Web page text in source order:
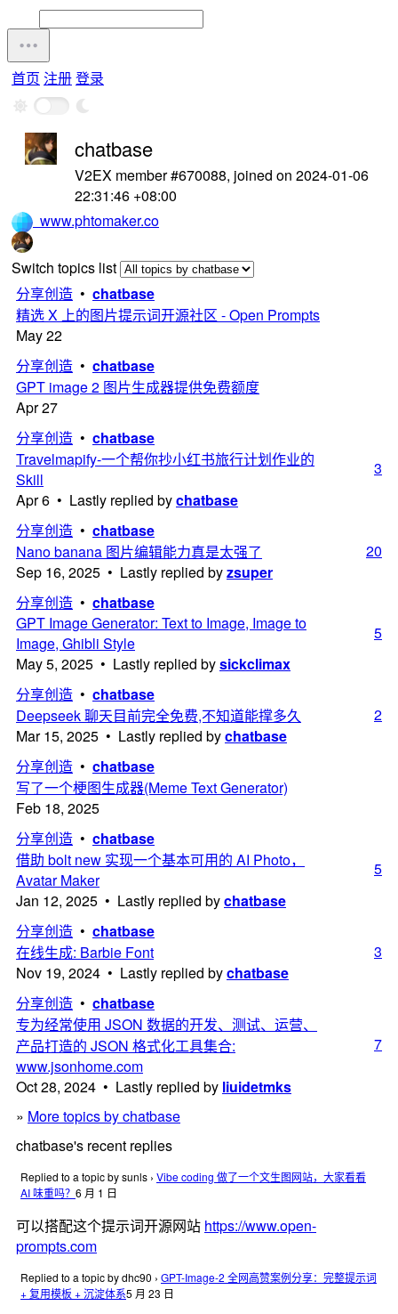
首页 注册登录
chatbase
V2EX member #670088, joined on 2024-01-06
22:31:46 +08:00
www.phtomaker.co
Switch topics list
分享创造 • chatbase
精选 X 上的图片提示词开源社区 - Open Prompts
May 22
分享创造 • chatbase
GPT image 2 图片生成器提供免费额度
Apr 27
分享创造 • chatbase
Travelmapify-一个帮你抄小红书旅行计划作业的
Skill
Apr 6 • Lastly replied bychatbase
3
分享创造 • chatbase
Nano banana 图片编辑能力真是太强了
Sep 16, 2025 • Lastly replied byzsuper
20
分享创造 • chatbase
GPT Image Generator: Text to Image, Image to
Image, Ghibli Style
May 5, 2025 • Lastly replied bysickclimax
5
分享创造 • chatbase
Deepseek 聊天目前完全免费,不知道能撑多久
Mar 15, 2025 • Lastly replied bychatbase
2
分享创造 • chatbase
写了一个梗图生成器(Meme Text Generator)
Feb 18, 2025
分享创造 • chatbase
借助 bolt new 实现一个基本可用的 AI Photo，
Avatar Maker
Jan 12, 2025 • Lastly replied bychatbase
5
分享创造 • chatbase
在线生成: Barbie Font
Nov 19, 2024 • Lastly replied bychatbase
3
分享创造 • chatbase
专为经常使用 JSON 数据的开发、测试、运营、
产品打造的 JSON 格式化工具集合:
www.jsonhome.com
Oct 28, 2024 • Lastly replied by liuidetmks
7
» More topics by chatbase
chatbase's recent replies
Replied to a topic by sunls › Vibe coding 做了一个文生图网站，大家看看
AI 味重吗？ 6 月 1 日
可以搭配这个提示词开源网站 https://www.open-
prompts.com
Replied to a topic by dhc90 › GPT-Image-2 全网高赞案例分享：完整提示词
+ 复用模板 + 沉淀体系5 月 23 日